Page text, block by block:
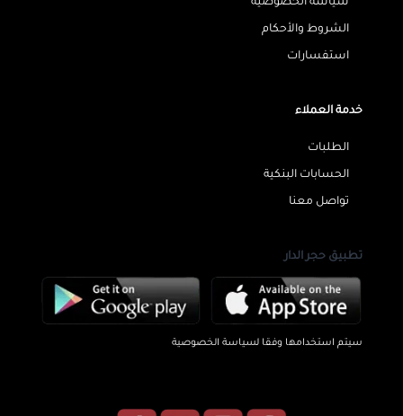
سياسة الخصوصية
الشروط والأحكام
استفسارات
خدمة العملاء
الطلبات
الحسابات البنكية
تواصل معنا
تطبيق حجر الدار
سيتم استخدامها وفقا لسياسة الخصوصية